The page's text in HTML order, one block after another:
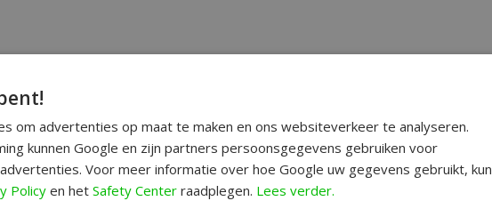
om advertenties op maat te maken en ons websiteverkeer te analyseren.
kunnen Google en zijn partners persoonsgegevens gebruiken voor
Voor meer informatie over hoe Google uw gegevens gebruikt, kun
Policy en het Safety Center raadplegen. Lees verder.